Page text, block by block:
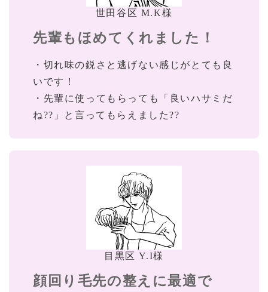
世田谷区 M.K様
先輩もほめてくれました！
・切れ味の鋭さと逃げない感じがとても良
いです！
・先輩に使ってもらっても「良いハサミだ
ね??」と言ってもらえました??
目黒区 Y.I様
顔回り毛先の整えに最適で